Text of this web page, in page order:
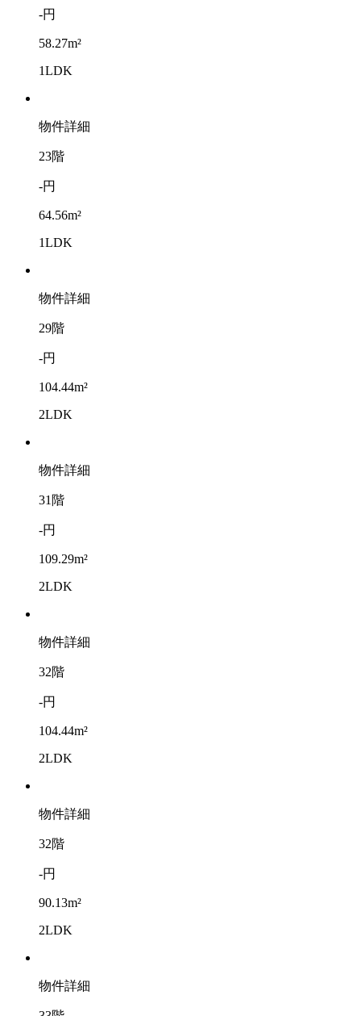
-円
58.27m²
1LDK
物件詳細
23階
-円
64.56m²
1LDK
物件詳細
29階
-円
104.44m²
2LDK
物件詳細
31階
-円
109.29m²
2LDK
物件詳細
32階
-円
104.44m²
2LDK
物件詳細
32階
-円
90.13m²
2LDK
物件詳細